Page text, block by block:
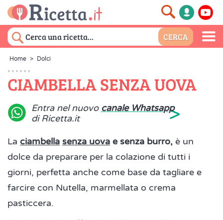
Home > Dolci
CIAMBELLA SENZA UOVA
Entra nel nuovo canale Whatsapp
di Ricetta.it
>
La ciambella senza uova e senza burro, è un
dolce da preparare per la colazione di tutti i
giorni, perfetta anche come base da tagliare e
farcire con Nutella, marmellata o crema
pasticcera.